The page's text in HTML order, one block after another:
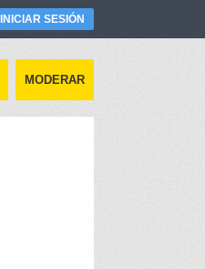
INICIAR SESIÓN
MODERAR